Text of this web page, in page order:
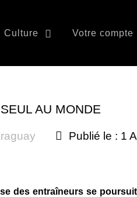
Culture Votre compte
AU MONDE
Publié le : 1
des entraîneurs se